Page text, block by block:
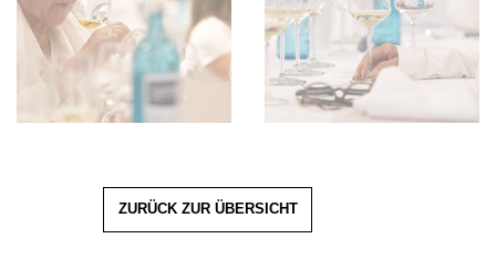
ZURÜCK ZUR ÜBERSICHT